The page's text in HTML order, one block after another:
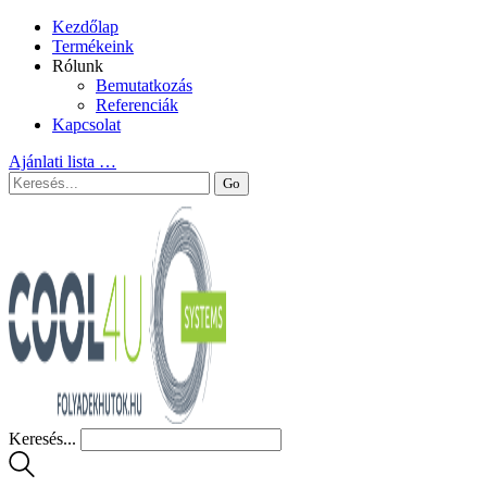
Kezdőlap
Termékeink
Rólunk
Bemutatkozás
Referenciák
Kapcsolat
Ajánlati lista …
Keresés...